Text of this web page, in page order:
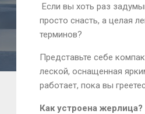
Если вы хоть раз
просто снасть, а целая
терминов?
Представьте себе
леской, оснащенная
работает, пока вы
Как устроена жерлица?